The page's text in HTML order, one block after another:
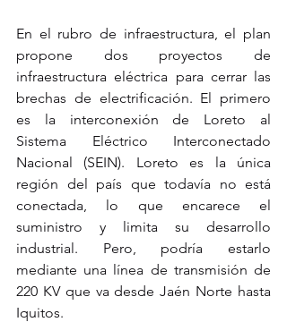
En el rubro de infraestructura, el plan
propone dos proyectos de
infraestructura eléctrica para cerrar las
brechas de electrificación. El primero
es la interconexión de Loreto al
Sistema Eléctrico Interconectado
Nacional (SEIN). Loreto es la única
región del país que todavía no está
conectada, lo que encarece el
suministro y limita su desarrollo
industrial. Pero, podría estarlo
mediante una línea de transmisión de
220 KV que va desde Jaén Norte hasta
Iquitos.